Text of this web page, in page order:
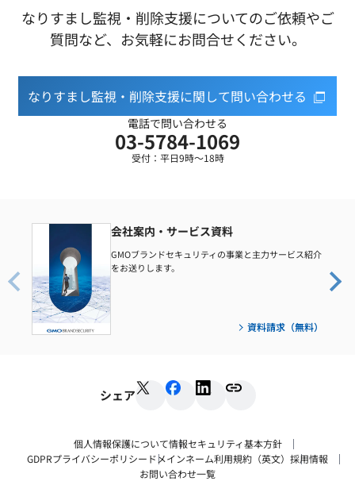
なりすまし監視・削除支援についてのご依頼やご
質問など、お気軽にお問合せください。
なりすまし監視・削除支援に関して問い合わせる
電話で問い合わせる
03-5784-1069
受付：平日9時～18時
会社案内・サービス資料
GMOブランドセキュリティの事業と主力サービス紹介
をお送りします。
資料請求（無料）
シェア
個人情報保護について情報セキュリティ基本方針
GDPRプライバシーポリシー ドメインネーム利用規約（英文） 採用情報
お問い合わせ一覧